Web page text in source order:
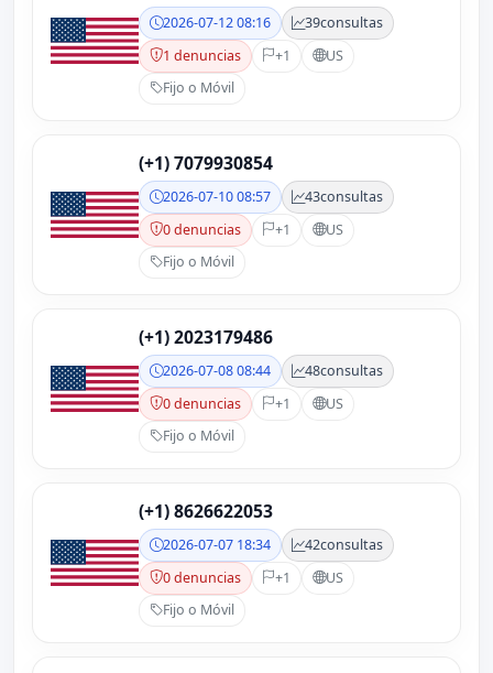
2026-07-12 08:16 39consultas
1 denuncias
+1
US
Fijo o Móvil
(+1) 7079930854
2026-07-10 08:57 43consultas
0 denuncias
+1
US
Fijo o Móvil
(+1) 2023179486
2026-07-08 08:44 48consultas
0 denuncias
+1
US
Fijo o Móvil
(+1) 8626622053
2026-07-07 18:34 42consultas
0 denuncias
+1
US
Fijo o Móvil